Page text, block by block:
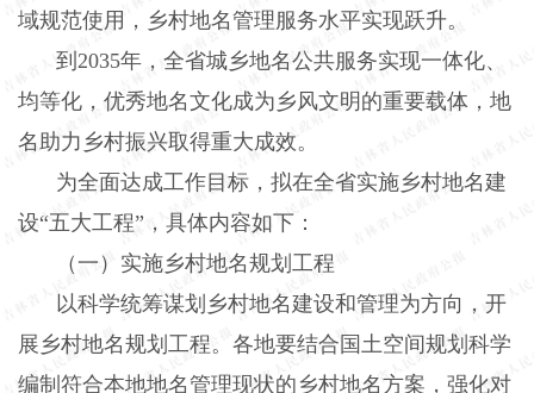
域规范使用，乡村地名管理服务水平实现跃升。
到 2035年，全省城乡地名公共服务实现一体化、
均等化，优秀地名文化成为乡风文明的重要载体，地
名助力乡村振兴取得重大成效。
为全面达成工作目标，拟在全省实施乡村地名建
设“五大工程”，具体内容如下：
（一）实施乡村地名规划工程
以科学统筹谋划乡村地名建设和管理为方向，开
展乡村地名规划工程。各地要结合国土空间规划科学
编制符合本地地名管理现状的乡村地名方案，强化对